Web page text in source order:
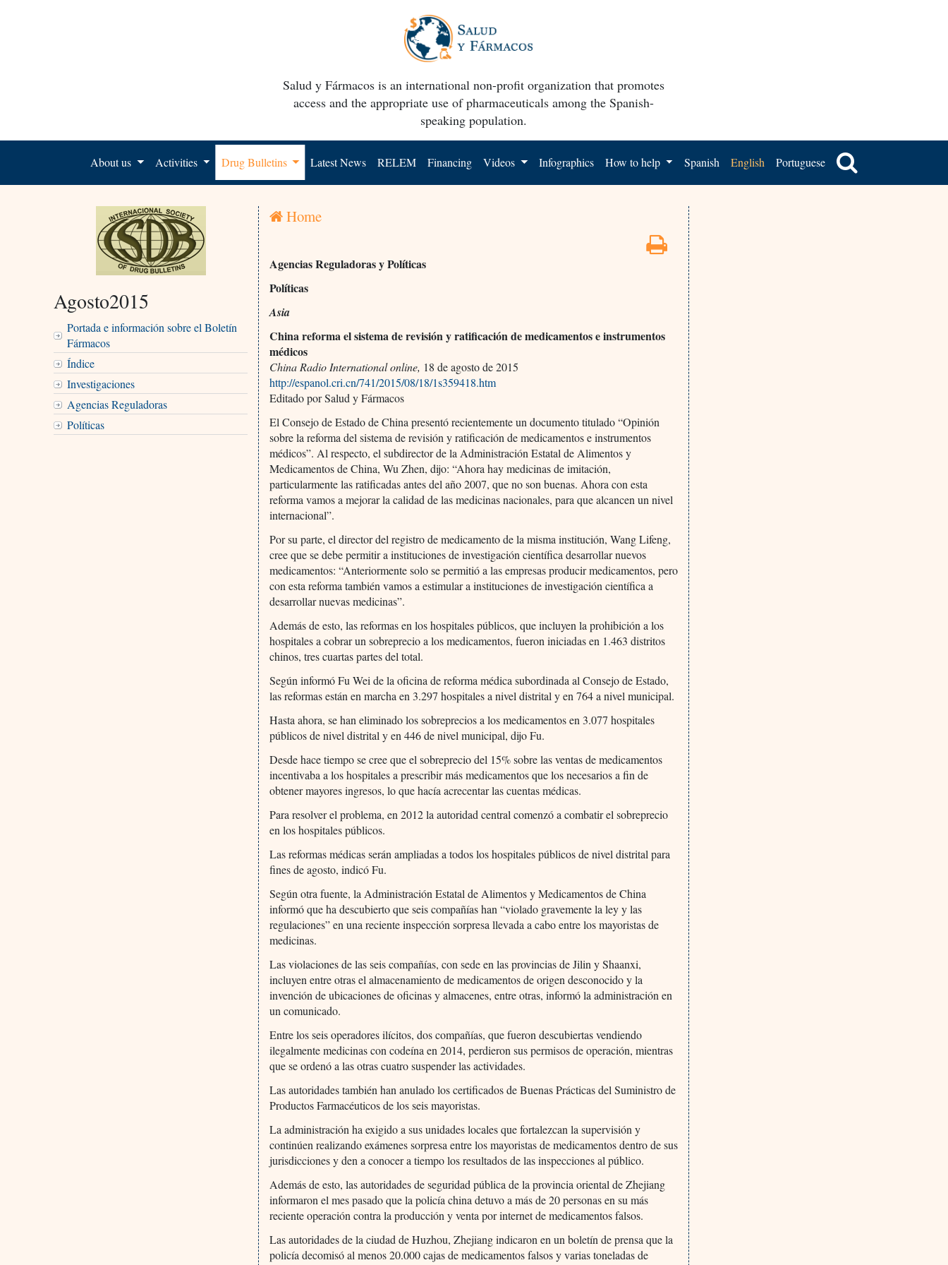
Salud y Fármacos is an international non-profit organization that promotes
access and the appropriate use of pharmaceuticals among the Spanish-
speaking population.
About us Activities Drug Bulletins Latest News RELEM Financing Videos Infographics How to help Spanish English Portuguese
Agosto2015
Portada e información sobre el Boletín
Fármacos
Índice
Investigaciones
Agencias Reguladoras
Políticas
Home
Agencias Reguladoras y Políticas
Políticas
Asia
China reforma el sistema de revisión y ratificación de medicamentos e instrumentos
médicos
China Radio International online, 18 de agosto de 2015
http://espanol.cri.cn/741/2015/08/18/1s359418.htm
Editado por Salud y Fármacos
El Consejo de Estado de China presentó recientemente un documento titulado “Opinión
sobre la reforma del sistema de revisión y ratificación de medicamentos e instrumentos
médicos”. Al respecto, el subdirector de la Administración Estatal de Alimentos y
Medicamentos de China, Wu Zhen, dijo: “Ahora hay medicinas de imitación,
particularmente las ratificadas antes del año 2007, que no son buenas. Ahora con esta
reforma vamos a mejorar la calidad de las medicinas nacionales, para que alcancen un nivel
internacional”.
Por su parte, el director del registro de medicamento de la misma institución, Wang Lifeng,
cree que se debe permitir a instituciones de investigación científica desarrollar nuevos
medicamentos: “Anteriormente solo se permitió a las empresas producir medicamentos, pero
con esta reforma también vamos a estimular a instituciones de investigación científica a
desarrollar nuevas medicinas”.
Además de esto, las reformas en los hospitales públicos, que incluyen la prohibición a los
hospitales a cobrar un sobreprecio a los medicamentos, fueron iniciadas en 1.463 distritos
chinos, tres cuartas partes del total.
Según informó Fu Wei de la oficina de reforma médica subordinada al Consejo de Estado,
las reformas están en marcha en 3.297 hospitales a nivel distrital y en 764 a nivel municipal.
Hasta ahora, se han eliminado los sobreprecios a los medicamentos en 3.077 hospitales
públicos de nivel distrital y en 446 de nivel municipal, dijo Fu.
Desde hace tiempo se cree que el sobreprecio del 15% sobre las ventas de medicamentos
incentivaba a los hospitales a prescribir más medicamentos que los necesarios a fin de
obtener mayores ingresos, lo que hacía acrecentar las cuentas médicas.
Para resolver el problema, en 2012 la autoridad central comenzó a combatir el sobreprecio
en los hospitales públicos.
Las reformas médicas serán ampliadas a todos los hospitales públicos de nivel distrital para
fines de agosto, indicó Fu.
Según otra fuente, la Administración Estatal de Alimentos y Medicamentos de China
informó que ha descubierto que seis compañías han “violado gravemente la ley y las
regulaciones” en una reciente inspección sorpresa llevada a cabo entre los mayoristas de
medicinas.
Las violaciones de las seis compañías, con sede en las provincias de Jilin y Shaanxi,
incluyen entre otras el almacenamiento de medicamentos de origen desconocido y la
invención de ubicaciones de oficinas y almacenes, entre otras, informó la administración en
un comunicado.
Entre los seis operadores ilícitos, dos compañías, que fueron descubiertas vendiendo
ilegalmente medicinas con codeína en 2014, perdieron sus permisos de operación, mientras
que se ordenó a las otras cuatro suspender las actividades.
Las autoridades también han anulado los certificados de Buenas Prácticas del Suministro de
Productos Farmacéuticos de los seis mayoristas.
La administración ha exigido a sus unidades locales que fortalezcan la supervisión y
continúen realizando exámenes sorpresa entre los mayoristas de medicamentos dentro de sus
jurisdicciones y den a conocer a tiempo los resultados de las inspecciones al público.
Además de esto, las autoridades de seguridad pública de la provincia oriental de Zhejiang
informaron el mes pasado que la policía china detuvo a más de 20 personas en su más
reciente operación contra la producción y venta por internet de medicamentos falsos.
Las autoridades de la ciudad de Huzhou, Zhejiang indicaron en un boletín de prensa que la
policía decomisó al menos 20.000 cajas de medicamentos falsos y varias toneladas de